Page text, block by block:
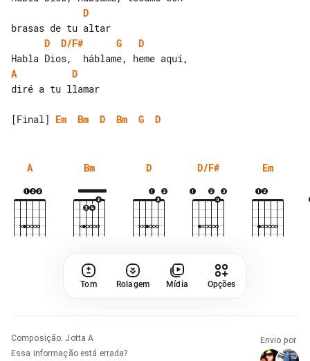
D
D
D/F# G
D
A
D
diré a tu llamar
[Final] Em Bm D Bm G D
A Bm D D/F# Em
Tom Rolagem Mídia Opções
Composição: Jotta A
Essa informação está errada?
Envio por